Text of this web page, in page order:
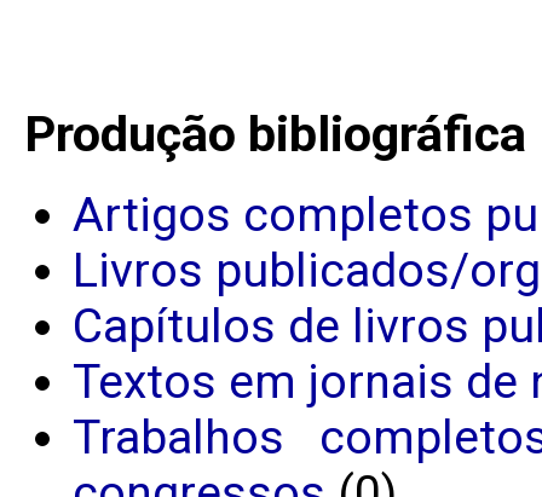
Produção bibliográfica
Artigos completos
Livros publicados/
Capítulos de livros
Textos em jornais
Trabalhos